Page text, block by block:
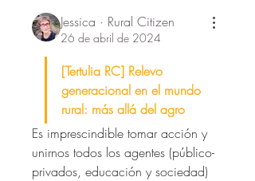
Jessica · Rural Citizen
26 de abril de 2024
[Tertulia RC] Relevo
generacional en el mundo
rural: más allá del agro
Es imprescindible tomar acción y
unirnos todos los agentes (público-
privados, educación y sociedad)